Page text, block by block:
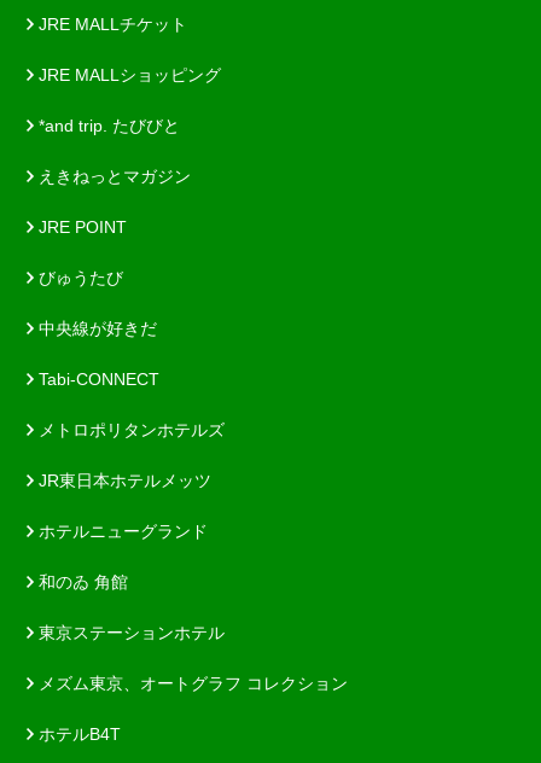
JRE MALLチケット
JRE MALLショッピング
*and trip. たびびと
えきねっとマガジン
JRE POINT
びゅうたび
中央線が好きだ
Tabi-CONNECT
メトロポリタンホテルズ
JR東日本ホテルメッツ
ホテルニューグランド
和のゐ 角館
東京ステーションホテル
メズム東京、オートグラフ コレクション
ホテルB4T